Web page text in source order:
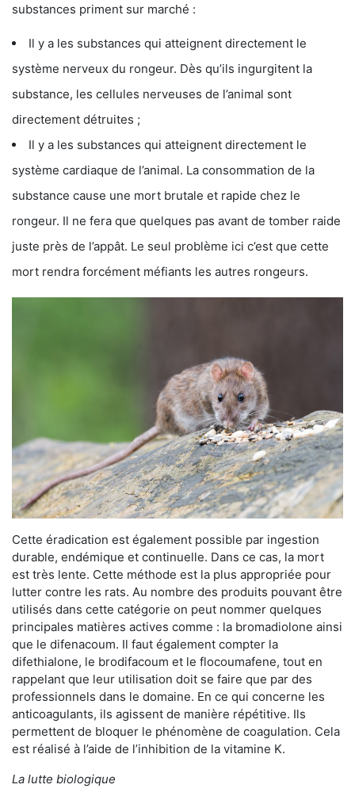
substances priment sur marché :
Il y a les substances qui atteignent directement le
système nerveux du rongeur. Dès qu’ils ingurgitent la
substance, les cellules nerveuses de l’animal sont
directement détruites ;
Il y a les substances qui atteignent directement le
système cardiaque de l’animal. La consommation de la
substance cause une mort brutale et rapide chez le
rongeur. Il ne fera que quelques pas avant de tomber raide
juste près de l’appât. Le seul problème ici c’est que cette
mort rendra forcément méfiants les autres rongeurs.
Cette éradication est également possible par ingestion
durable, endémique et continuelle. Dans ce cas, la mort
est très lente. Cette méthode est la plus appropriée pour
lutter contre les rats. Au nombre des produits pouvant être
utilisés dans cette catégorie on peut nommer quelques
principales matières actives comme : la bromadiolone ainsi
que le difenacoum. Il faut également compter la
difethialone, le brodifacoum et le flocoumafene, tout en
rappelant que leur utilisation doit se faire que par des
professionnels dans le domaine. En ce qui concerne les
anticoagulants, ils agissent de manière répétitive. Ils
permettent de bloquer le phénomène de coagulation. Cela
est réalisé à l’aide de l’inhibition de la vitamine K.
La lutte biologique